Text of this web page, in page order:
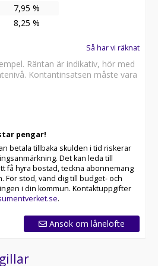
7,95 %
8,25 %
Så har vi räknat
Räntan är indikativ, hör med
Kontantinsatsen måste vara
pengar!
betala tillbaka skulden i tid riskerar
Det kan leda till
få hyra bostad, teckna abonnemang
För stöd, vänd dig till budget- och
i din kommun. Kontaktuppgifter
.
Ansök om lånelöfte